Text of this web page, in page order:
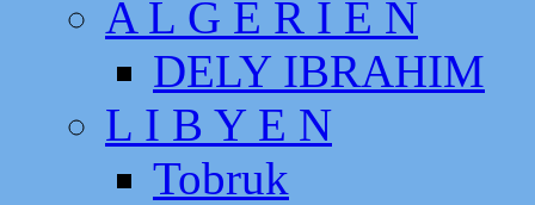
A L G E R I E N
DELY IBRAHIM
L I B Y E N
Tobruk